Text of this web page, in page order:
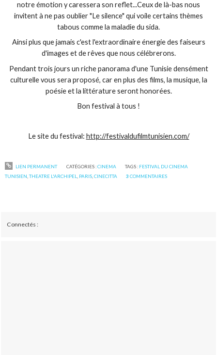
notre émotion y caressera son reflet...Ceux de là-bas nous
invitent à ne pas oublier "Le silence" qui voile certains thèmes
tabous comme la maladie du sida.
Ainsi plus que jamais c'est l'extraordinaire énergie des faiseurs
d'images et de rêves que nous célébrerons.
Pendant trois jours un riche panorama d'une Tunisie densément
culturelle vous sera proposé, car en plus des films, la musique, la
poésie et la littérature seront honorées.
Bon festival à tous !
Le site du festival: http://festivaldufilmtunisien.com/
LIEN PERMANENT CATÉGORIES :CINEMA TAGS : FESTIVAL DU CINEMA
TUNISIEN ,THEATRE L'ARCHIPEL PARIS ,CINECITTA 3 COMMENTAIRES
Connectés :